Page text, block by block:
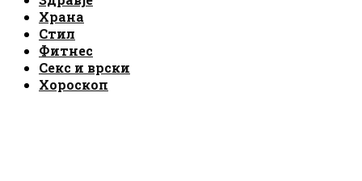
Храна
Стил
Фитнес
Секс и врски
Хороскоп